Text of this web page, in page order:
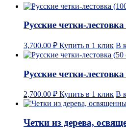
Русские четки-
3,700.00 ₽ Купить в 1 клик В
Русские четки-
2,700.00 ₽ Купить в 1 клик В
Четки из дерева,